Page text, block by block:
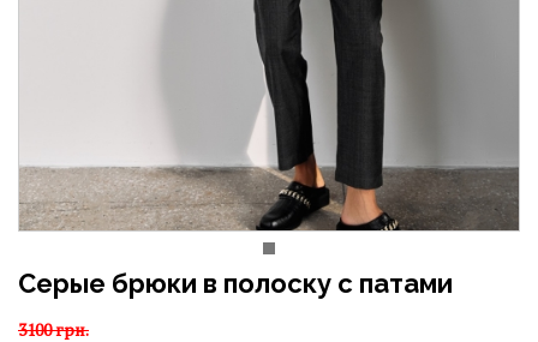
Серые брюки в полоску с патами
3100грн.